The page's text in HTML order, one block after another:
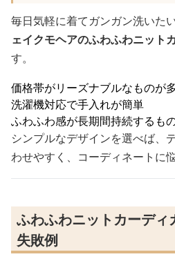
毎日気軽に着てガンガン洗いたい
ェイクモヘアのふわふわニット
す。
価格帯がリーズナブルなものが
洗濯機対応で手入れが簡単
ふわふわ感が長期間持続するも
シンプルなデザインを選べば、
わせやすく、コーディネートに
ふわふわニットカーディ
失敗例